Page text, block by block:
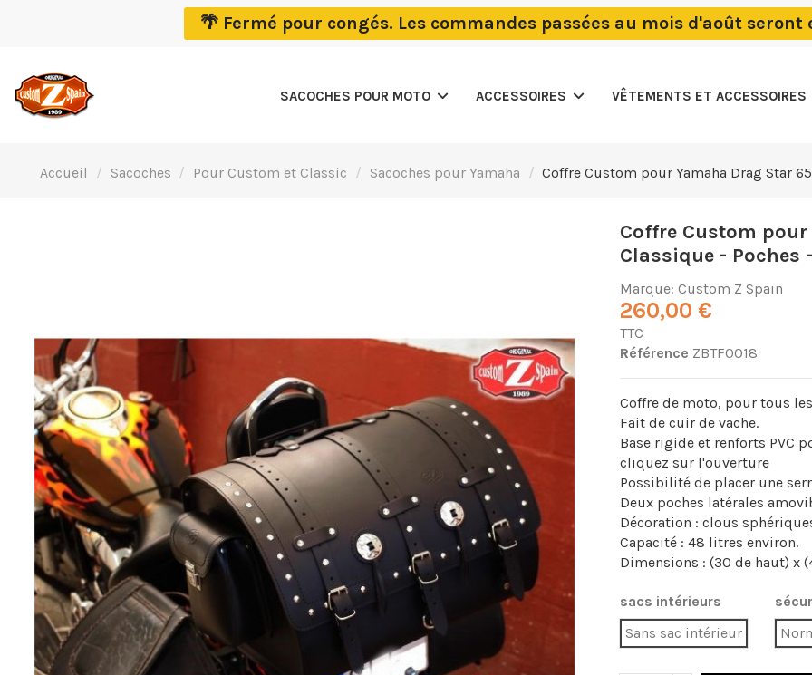
🌴 Fermé pour congés. Les commandes passées au mois d'août
SACOCHES POUR MOTO ACCESSOIRES VÊTEMENTS ET ACCESSOIRES
Accueil Sacoches Pour Custom et Classic Sacoches pour Yamaha Coffre Custom pour Yamaha Drag Star
Coffre Custom pour
Classique - Poches
Marque: Custom Z Spain
260,00 €
TTC
Référence ZBTF0018
Coffre de moto, pour tous
Fait de cuir de vache.
Base rigide et renforts PVC
cliquez sur l'ouverture
Possibilité de placer une
Deux poches latérales
Décoration : clous
Capacité : 48 litres environ.
Dimensions : (30 de haut) x
sacs intérieurs
Sans sac intérieur